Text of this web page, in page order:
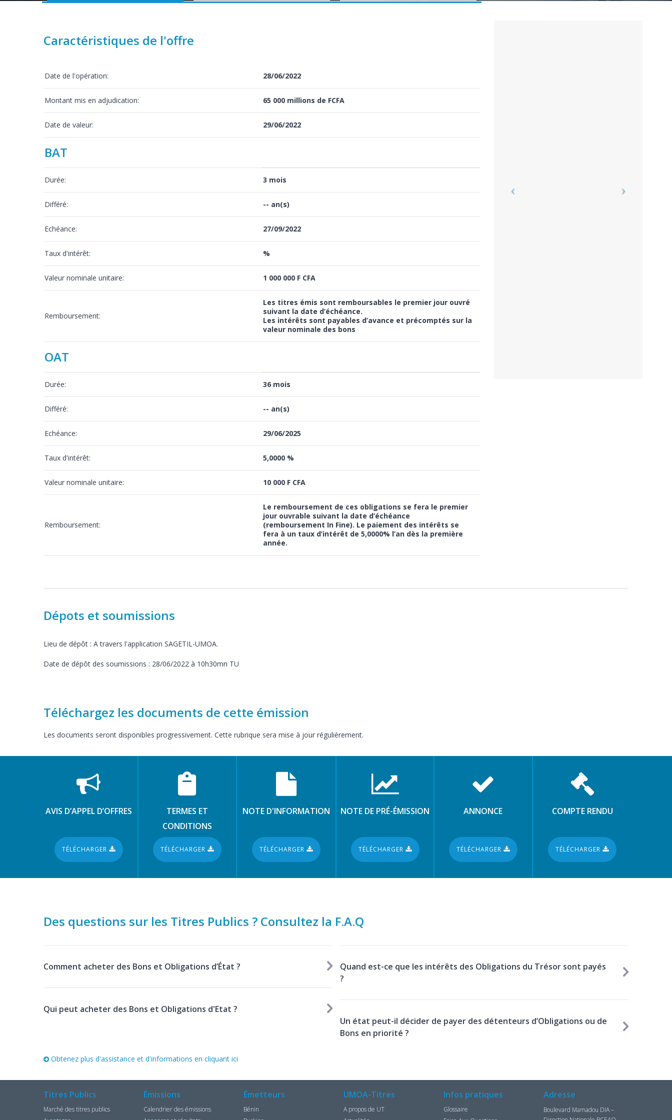
Caractéristiques de l'offre
Date de l'opération: 28/06/2022
Montant mis en adjudication: 65 000 millions de FCFA
Date de valeur: 29/06/2022
BAT
Durée: 3 mois
Différé: -- an(s)
Echéance: 27/09/2022
Taux d'intérêt: %
Valeur nominale unitaire: 1 000 000 F CFA
Remboursement:
Les titres émis sont remboursables le premier jour ouvré
suivant la date d’échéance.
Les intérêts sont payables d’avance et précomptés sur la
valeur nominale des bons
OAT
Durée: 36 mois
Différé: -- an(s)
Echéance: 29/06/2025
Taux d'intérêt: 5,0000 %
Valeur nominale unitaire: 10 000 F CFA
Remboursement:
Le remboursement de ces obligations se fera le premier
jour ouvrable suivant la date d’échéance
(remboursement In Fine). Le paiement des intérêts se
fera à un taux d’intérêt de 5,0000% l’an dès la première
année.
Dépots et soumissions
Lieu de dépôt : A travers l'application SAGETIL-UMOA.
Date de dépôt des soumissions : 28/06/2022 à 10h30mn TU
Téléchargez les documents de cette émission
Les documents seront disponibles progressivement. Cette rubrique sera mise à jour régulièrement.
AVIS D’APPEL D’OFFRES
TÉLÉCHARGER
TERMES ET
CONDITIONS
TÉLÉCHARGER
NOTE D'INFORMATION
TÉLÉCHARGER
NOTE DE PRÉ-ÉMISSION
TÉLÉCHARGER
ANNONCE
TÉLÉCHARGER
COMPTE RENDU
TÉLÉCHARGER
Des questions sur les Titres Publics ? Consultez la F.A.Q
Comment acheter des Bons et Obligations d’État ?
Qui peut acheter des Bons et Obligations d'Etat ?
Quand est-ce que les intérêts des Obligations du Trésor sont payés
?
Un état peut-il décider de payer des détenteurs d’Obligations ou de
Bons en priorité ?
Obtenez plus d'assistance et d'informations en cliquant ici
Titres Publics
Marché des titres publics
Émissions
Calendrier des émissions
Émetteurs
Bénin
UMOA-Titres
A propos de UT
Infos pratiques
Glossaire
Adresse
Boulevard Mamadou DIA –